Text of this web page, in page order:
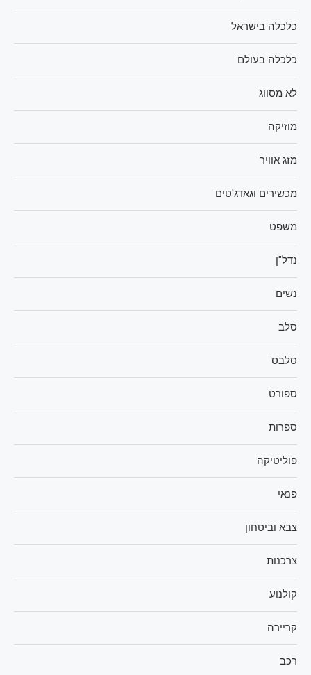
כלכלה בישראל
כלכלה בעולם
לא מסווג
מוזיקה
מזג אוויר
מכשירים וגאדג'טים
משפט
נדל"ן
נשים
סלב
סלבס
ספורט
ספרות
פוליטיקה
פנאי
צבא וביטחון
צרכנות
קולנוע
קריירה
רכב